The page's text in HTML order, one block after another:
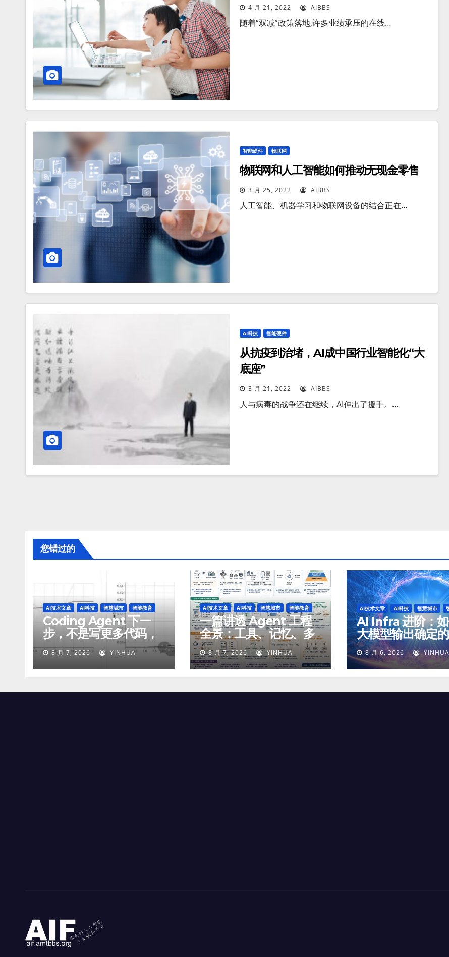
4 月 21, 2022 AIBBS
随着“双减”政策落地,许多业绩承压的在线…
智能硬件 物联网
物联网和人工智能如何推动无现金零售
3 月 25, 2022 AIBBS
人工智能、机器学习和物联网设备的结合正在…
AI科技 智能硬件
从抗疫到治堵，AI成中国行业智能化“大
底座”
3 月 21, 2022 AIBBS
人与病毒的战争还在继续，AI伸出了援手。…
您错过的
AI技术文章 AI科技 智慧城市 智能教育
Coding Agent 下一
步，不是写更多代码，
而是学会像工程师一样
工作
8 月 7, 2026 YINHUA
AI技术文章 AI科技 智慧城市 智能教育
一篇讲透 Agent 工程
全景：工具、记忆、多
智能体、安全与最终交
付8 月 7, 2026 YINHUA
AI技术文章 AI科技 智慧城市
AI Infra 进阶：
大模型输出确定
8 月 6, 2026 YINHUA